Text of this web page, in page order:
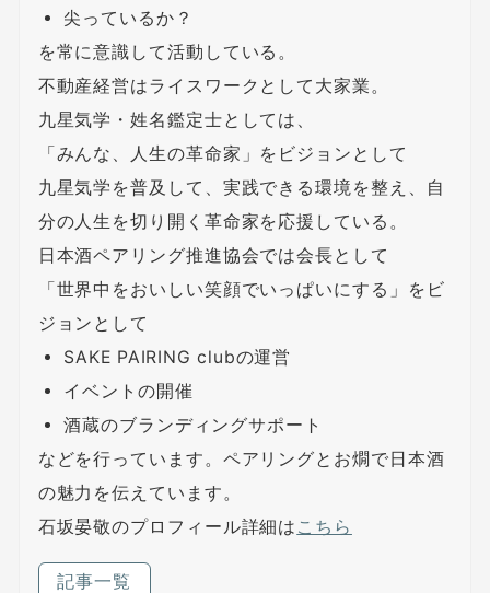
尖っているか？
を常に意識して活動している。
不動産経営はライスワークとして大家業。
九星気学・姓名鑑定士としては、
「みんな、人生の革命家」をビジョンとして
九星気学を普及して、実践できる環境を整え、自
分の人生を切り開く革命家を応援している。
日本酒ペアリング推進協会では会長として
「世界中をおいしい笑顔でいっぱいにする」をビ
ジョンとして
SAKE PAIRING clubの運営
イベントの開催
酒蔵のブランディングサポート
などを行っています。ペアリングとお燗で日本酒
の魅力を伝えています。
石坂晏敬のプロフィール詳細は こちら
記事一覧